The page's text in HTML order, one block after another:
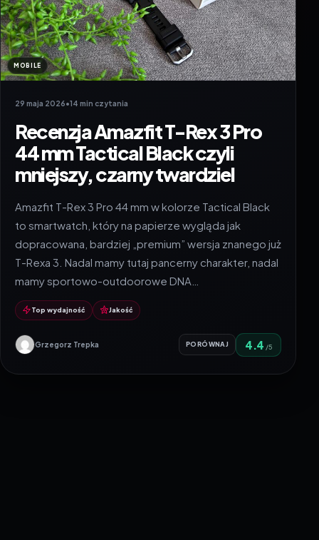
MOBILE
29 maja 2026•14 min czytania
Recenzja Amazfit T-Rex 3 Pro
44 mm Tactical Black czyli
mniejszy, czarny twardziel
Amazfit T-Rex 3 Pro 44 mm w kolorze Tactical Black
to smartwatch, który na papierze wygląda jak
dopracowana, bardziej „premium” wersja znanego już
T-Rexa 3. Nadal mamy tutaj pancerny charakter, nadal
mamy sportowo-outdoorowe DNA…
Top wydajność Jakość
Grzegorz Trepka PORÓWNAJ 4.4 /5